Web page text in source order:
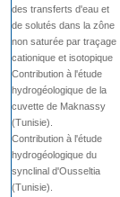
des transferts d'eau et
de solutés dans la zône
non saturée par traçage
cationique et isotopique
Contribution à l'étude
hydrogéologique de la
cuvette de Maknassy
(Tunisie).
Contribution à l'étude
hydrogéologique du
synclinal d'Ousseltia
(Tunisie).